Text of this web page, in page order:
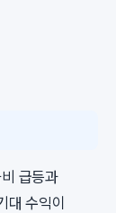
급등과
대 수익이